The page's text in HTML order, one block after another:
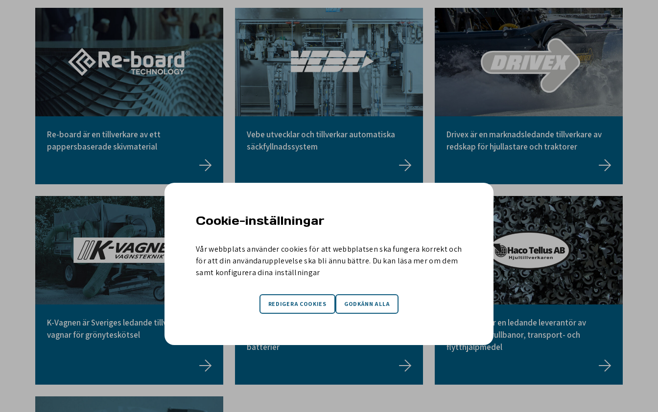
Cookie-inställningar
Vår webbplats använder cookies för att webbplatsen ska fungera korrekt och
för att din användarupplevelse ska bli ännu bättre. Du kan läsa mer om dem
samt konfigurera dina inställningar
Re-board är en tillverkare av ett
pappersbaserade skivmaterial
Vebe utvecklar och tillverkar automatiska
säckfyllnadssystem
Drivex är en marknadsledande tillverkare av
redskap för hjullastare och traktorer
K-Vagnen är Sveriges ledande tillverkare av
vagnar för grönyteskötsel
batterier
Haco Tellus är en ledande leverantör av
industrihjul, rullbanor, transport- och
flytthjälpmedel